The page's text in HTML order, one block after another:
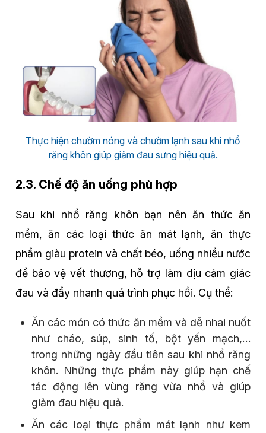
Thực hiện chườm nóng và chườm lạnh sau khi nhổ
răng khôn giúp giảm đau sưng hiệu quả.
2.3. Chế độ ăn uống phù hợp
Sau khi nhổ răng khôn bạn nên ăn thức ăn
mềm, ăn các loại thức ăn mát lạnh, ăn thực
phẩm giàu protein và chất béo, uống nhiều nước
để bảo vệ vết thương, hỗ trợ làm dịu cảm giác
đau và đẩy nhanh quá trình phục hồi. Cụ thể:
Ăn các món có thức ăn mềm và dễ nhai nuốt
như cháo, súp, sinh tố, bột yến mạch,…
trong những ngày đầu tiên sau khi nhổ răng
khôn. Những thực phẩm này giúp hạn chế
tác động lên vùng răng vừa nhổ và giúp
giảm đau hiệu quả.
Ăn các loại thực phẩm mát lạnh như kem